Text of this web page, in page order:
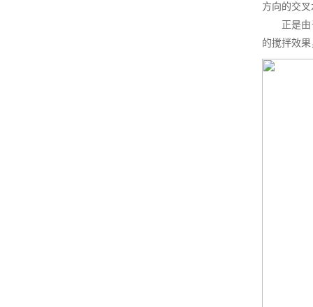
方向的交
正是由于
的搅拌效